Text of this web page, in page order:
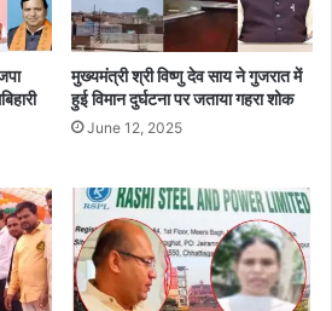
मुख्यमंत्री श्री विष्णु देव साय ने गुजरात में
हुई विमान दुर्घटना पर जताया गहरा शोक
June 12, 2025